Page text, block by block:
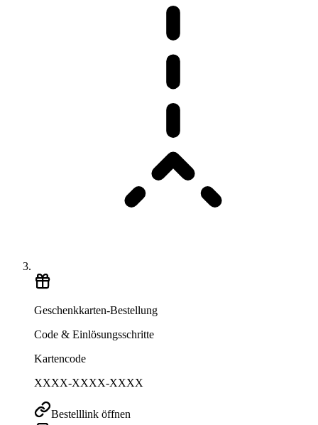
Geschenkkarten-Bestellung
Code & Einlösungsschritte
Kartencode
XXXX-XXXX-XXXX
Bestelllink öffnen